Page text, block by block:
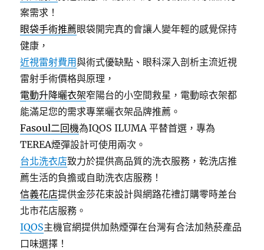
案需求！
眼袋手術推薦眼袋開完真的會讓人變年輕的感覺保持
健康，
近視雷射費用與術式優缺點、眼科深入剖析主流近視
雷射手術價格與原理，
電動升降曬衣架窄陽台的小空間救星，電動晾衣架都
能滿足您的需求專業曬衣架品牌推薦。
Fasoul二回機為IQOS ILUMA 平替首選，專為
TEREA煙彈設計可使用兩次。
台北洗衣店致力於提供高品質的洗衣服務，乾洗店推
薦生活的負擔或自助洗衣店服務！
信義花店提供金莎花束設計與網路花禮訂購零時差台
北市花店服務。
IQOS主機官網提供加熱煙彈在台灣有合法加熱菸產品
口味選擇！